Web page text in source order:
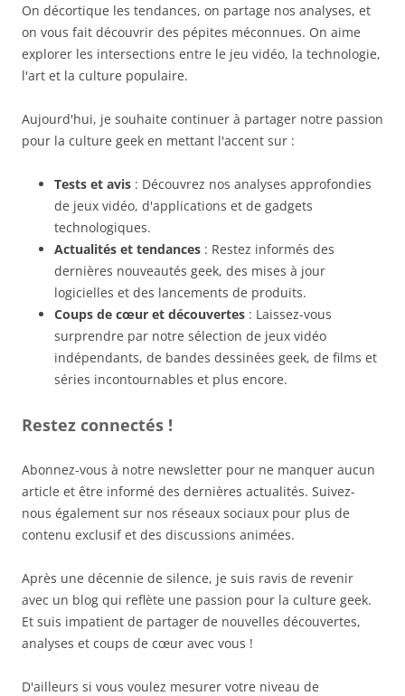
On décortique les tendances, on partage nos analyses, et
on vous fait découvrir des pépites méconnues. On aime
explorer les intersections entre le jeu vidéo, la technologie,
l'art et la culture populaire.
Aujourd'hui, je souhaite continuer à partager notre passion
pour la culture geek en mettant l'accent sur :
Tests et avis : Découvrez nos analyses approfondies
de jeux vidéo, d'applications et de gadgets
technologiques.
Actualités et tendances : Restez informés des
dernières nouveautés geek, des mises à jour
logicielles et des lancements de produits.
Coups de cœur et découvertes : Laissez-vous
surprendre par notre sélection de jeux vidéo
indépendants, de bandes dessinées geek, de films et
séries incontournables et plus encore.
Restez connectés !
Abonnez-vous à notre newsletter pour ne manquer aucun
article et être informé des dernières actualités. Suivez-
nous également sur nos réseaux sociaux pour plus de
contenu exclusif et des discussions animées.
Après une décennie de silence, je suis ravis de revenir
avec un blog qui reflète une passion pour la culture geek.
Et suis impatient de partager de nouvelles découvertes,
analyses et coups de cœur avec vous !
D'ailleurs si vous voulez mesurer votre niveau de